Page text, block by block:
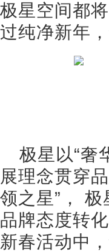
极星空间都
过纯净新年
极星以“奢
展理念贯穿
领之星”，
品牌态度转
新春活动中